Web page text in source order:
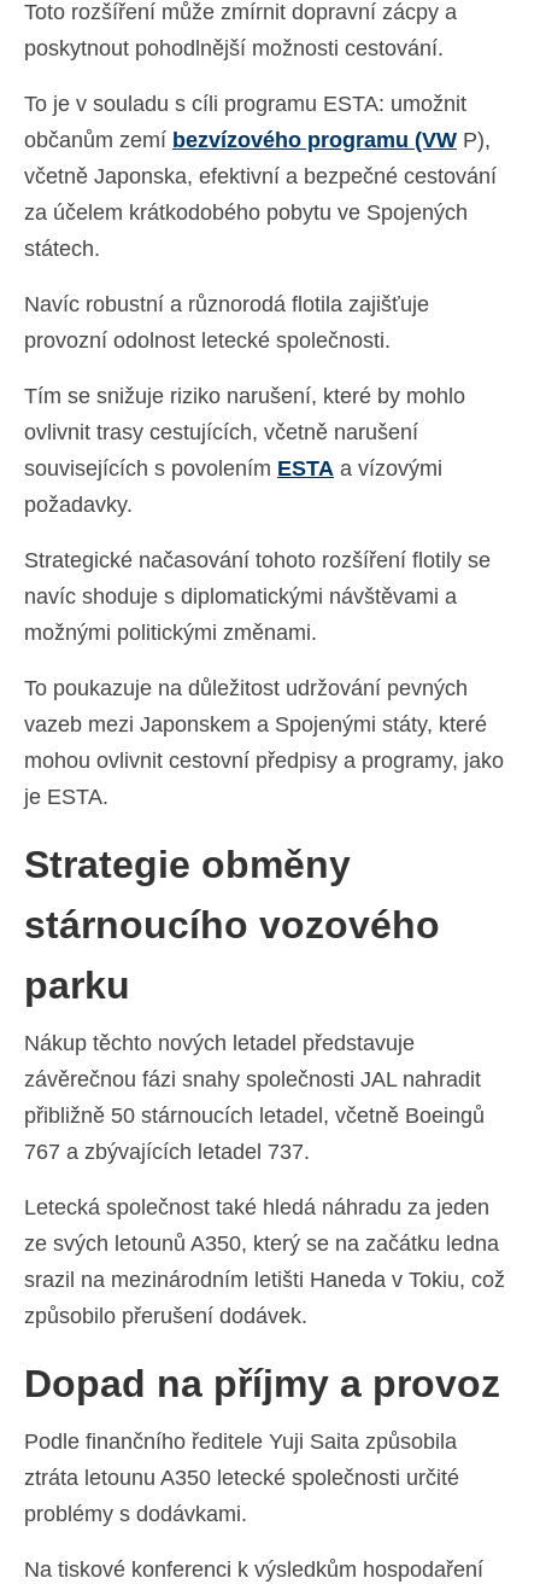
Toto rozšíření může zmírnit dopravní zácpy a
poskytnout pohodlnější možnosti cestování.
To je v souladu s cíli programu ESTA: umožnit
občanům zemí bezvízového programu (VW P),
včetně Japonska, efektivní a bezpečné cestování
za účelem krátkodobého pobytu ve Spojených
státech.
Navíc robustní a různorodá flotila zajišťuje
provozní odolnost letecké společnosti.
Tím se snižuje riziko narušení, které by mohlo
ovlivnit trasy cestujících, včetně narušení
souvisejících s povolením ESTA a vízovými
požadavky.
Strategické načasování tohoto rozšíření flotily se
navíc shoduje s diplomatickými návštěvami a
možnými politickými změnami.
To poukazuje na důležitost udržování pevných
vazeb mezi Japonskem a Spojenými státy, které
mohou ovlivnit cestovní předpisy a programy, jako
je ESTA.
Strategie obměny
stárnoucího vozového
parku
Nákup těchto nových letadel představuje
závěrečnou fázi snahy společnosti JAL nahradit
přibližně 50 stárnoucích letadel, včetně Boeingů
767 a zbývajících letadel 737.
Letecká společnost také hledá náhradu za jeden
ze svých letounů A350, který se na začátku ledna
srazil na mezinárodním letišti Haneda v Tokiu, což
způsobilo přerušení dodávek.
Dopad na příjmy a provoz
Podle finančního ředitele Yuji Saita způsobila
ztráta letounu A350 letecké společnosti určité
problémy s dodávkami.
Na tiskové konferenci k výsledkům hospodaření